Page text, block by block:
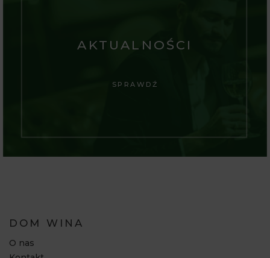
AKTUALNOŚCI
SPRAWDŹ
DOM WINA
O nas